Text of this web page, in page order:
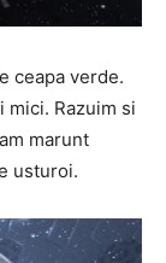
ceapa verde.
mici. Razuim si
marunt
usturoi.